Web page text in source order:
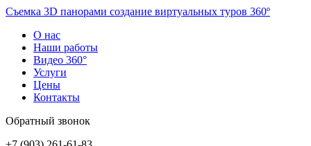
Съемка 3D панорами создание виртуальных туров 360º
О нас
Наши работы
Видео 360°
Услуги
Цены
Контакты
Обратный звонок